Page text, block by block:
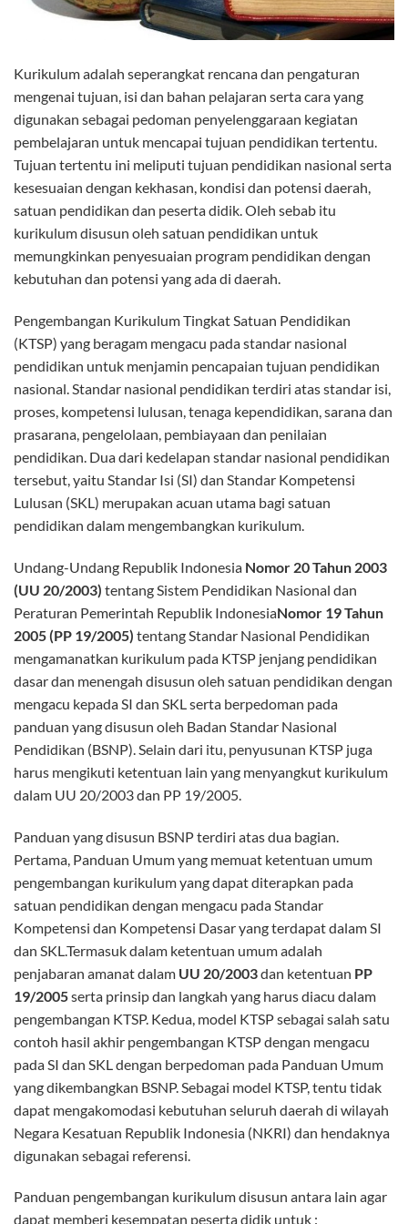
Kurikulum adalah seperangkat rencana dan pengaturan
mengenai tujuan, isi dan bahan pelajaran serta cara yang
digunakan sebagai pedoman penyelenggaraan kegiatan
pembelajaran untuk mencapai tujuan pendidikan tertentu.
Tujuan tertentu ini meliputi tujuan pendidikan nasional serta
kesesuaian dengan kekhasan, kondisi dan potensi daerah,
satuan pendidikan dan peserta didik. Oleh sebab itu
kurikulum disusun oleh satuan pendidikan untuk
memungkinkan penyesuaian program pendidikan dengan
kebutuhan dan potensi yang ada di daerah.
Pengembangan Kurikulum Tingkat Satuan Pendidikan
(KTSP) yang beragam mengacu pada standar nasional
pendidikan untuk menjamin pencapaian tujuan pendidikan
nasional. Standar nasional pendidikan terdiri atas standar isi,
proses, kompetensi lulusan, tenaga kependidikan, sarana dan
prasarana, pengelolaan, pembiayaan dan penilaian
pendidikan. Dua dari kedelapan standar nasional pendidikan
tersebut, yaitu Standar Isi (SI) dan Standar Kompetensi
Lulusan (SKL) merupakan acuan utama bagi satuan
pendidikan dalam mengembangkan kurikulum.
Undang-Undang Republik Indonesia Nomor 20 Tahun 2003
(UU 20/2003) tentang Sistem Pendidikan Nasional dan
Peraturan Pemerintah Republik IndonesiaNomor 19 Tahun
2005 (PP 19/2005) tentang Standar Nasional Pendidikan
mengamanatkan kurikulum pada KTSP jenjang pendidikan
dasar dan menengah disusun oleh satuan pendidikan dengan
mengacu kepada SI dan SKL serta berpedoman pada
panduan yang disusun oleh Badan Standar Nasional
Pendidikan (BSNP). Selain dari itu, penyusunan KTSP juga
harus mengikuti ketentuan lain yang menyangkut kurikulum
dalam UU 20/2003 dan PP 19/2005.
Panduan yang disusun BSNP terdiri atas dua bagian.
Pertama, Panduan Umum yang memuat ketentuan umum
pengembangan kurikulum yang dapat diterapkan pada
satuan pendidikan dengan mengacu pada Standar
Kompetensi dan Kompetensi Dasar yang terdapat dalam SI
dan SKL.Termasuk dalam ketentuan umum adalah
penjabaran amanat dalam UU 20/2003dan ketentuan PP
19/2005serta prinsip dan langkah yang harus diacu dalam
pengembangan KTSP. Kedua, model KTSP sebagai salah satu
contoh hasil akhir pengembangan KTSP dengan mengacu
pada SI dan SKL dengan berpedoman pada Panduan Umum
yang dikembangkan BSNP. Sebagai model KTSP, tentu tidak
dapat mengakomodasi kebutuhan seluruh daerah di wilayah
Negara Kesatuan Republik Indonesia (NKRI) dan hendaknya
digunakan sebagai referensi.
Panduan pengembangan kurikulum disusun antara lain agar
dapat memberi kesempatan peserta didik untuk :